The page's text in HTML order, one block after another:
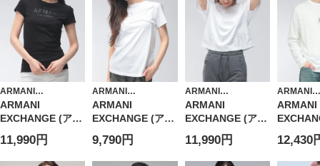
ARMANI
EXCHANGE
ARMANI
EXCHANGE (アル
マーニ エクスチェ
ンジ) レディース
Tシャツ 半袖 ロゴ
11,990円
ARMANI
EXCHANGE
ARMANI
EXCHANGE (アル
マーニ エクスチェ
ンジ) レディース
Tシャツ 半袖 ロゴ
9,790円
ARMANI
EXCHANGE
ARMANI
EXCHANGE (アル
マーニ エクスチェ
ンジ) レディース
Tシャツ 半袖 ロゴ
11,990円
ARMANI
ARMANI
マーニ
ンジ) メ
ャツ 長
12,430